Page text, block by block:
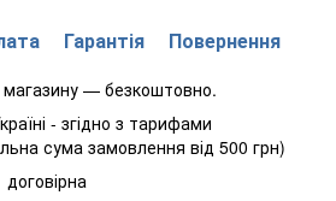
Гарантія Повернення
— безкоштовно.
- згідно з тарифами
сума замовлення від 500 грн)